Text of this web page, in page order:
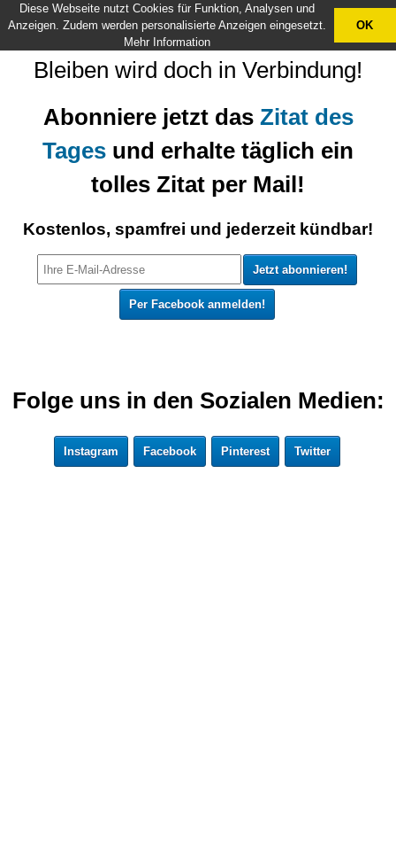
Bleiben wird doch in Verbindung!
Abonniere jetzt das Zitat des
Tages und erhalte täglich ein
tolles Zitat per Mail!
Kostenlos, spamfrei und jederzeit kündbar!
Per Facebook anmelden!
Folge uns in den Sozialen Medien:
Instagram Facebook Pinterest Twitter
X
Diese Webseite nutzt Cookies für Funktion, Analysen und
Anzeigen. Zudem werden personalisierte Anzeigen eingesetzt.
Mehr Information
OK